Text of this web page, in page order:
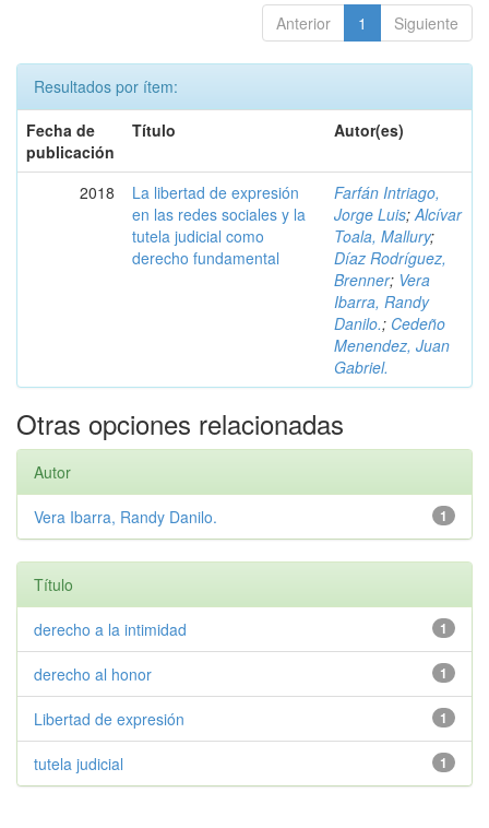
Anterior 1 Siguiente
Resultados por ítem:
Fecha de
publicación
Título Autor(es)
2018
La libertad de expresión
en las redes sociales y la
tutela judicial como
derecho fundamental
Farfán Intriago,
Jorge Luis;Alcívar
Toala, Mallury;
Díaz Rodríguez,
Brenner; Vera
Ibarra, Randy
Danilo.; Cedeño
Menendez, Juan
Gabriel.
Otras opciones relacionadas
Autor
1
Vera Ibarra, Randy Danilo.
Título
1
derecho a la intimidad
1
derecho al honor
1
Libertad de expresión
1
tutela judicial